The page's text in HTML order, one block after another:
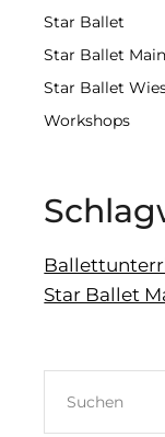
Star Ballet
Star Ballet
Star Ballet
Workshops
Star Ballet